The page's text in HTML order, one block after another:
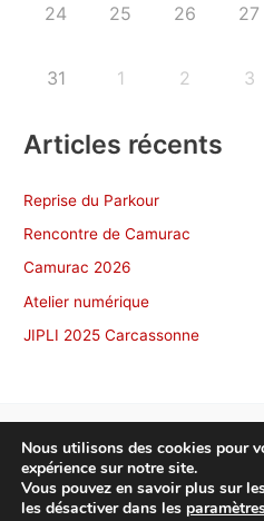
24 25 26 27
31 1 2 3
Articles récents
Reprise du Parkour
Rencontre de Camurac
Camurac 2026
Atelier numérique
JIPLI 2025 Carcassonne
Copyright © 2026
Politique de
Nous utilisons des cookies pour
expérience sur notre site.
Vous pouvez en savoir plus sur
les désactiver dans les